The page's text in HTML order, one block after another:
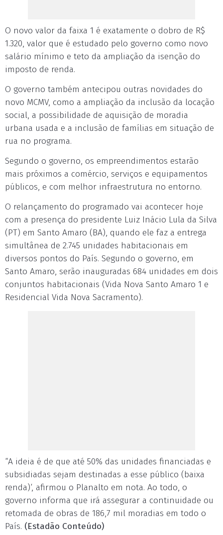
O novo valor da faixa 1 é exatamente o dobro de R$
1.320, valor que é estudado pelo governo como novo
salário mínimo e teto da ampliação da isenção do
imposto de renda.
O governo também antecipou outras novidades do
novo MCMV, como a ampliação da inclusão da locação
social, a possibilidade de aquisição de moradia
urbana usada e a inclusão de famílias em situação de
rua no programa.
Segundo o governo, os empreendimentos estarão
mais próximos a comércio, serviços e equipamentos
públicos, e com melhor infraestrutura no entorno.
O relançamento do programado vai acontecer hoje
com a presença do presidente Luiz Inácio Lula da Silva
(PT) em Santo Amaro (BA), quando ele faz a entrega
simultânea de 2.745 unidades habitacionais em
diversos pontos do País. Segundo o governo, em
Santo Amaro, serão inauguradas 684 unidades em dois
conjuntos habitacionais (Vida Nova Santo Amaro 1 e
Residencial Vida Nova Sacramento).
“A ideia é de que até 50% das unidades financiadas e
subsidiadas sejam destinadas a esse público (baixa
renda)‘, afirmou o Planalto em nota. Ao todo, o
governo informa que irá assegurar a continuidade ou
retomada de obras de 186,7 mil moradias em todo o
País. (Estadão Conteúdo)